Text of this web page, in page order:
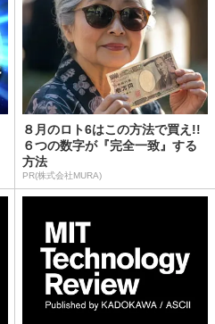
８月のロト6はこの方法で買え!!
６つの数字が『完全一致』する
方法
PR(株式会社MURA)